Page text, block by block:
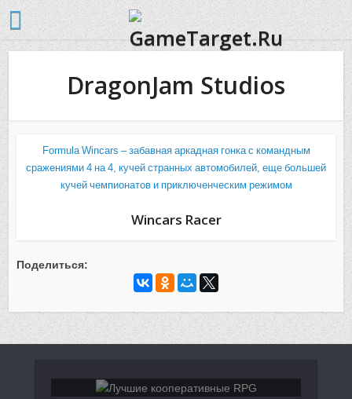
DragonJam Studios
Formula Wincars – забавная аркадная гонка с командным
сражениями 4 на 4, кучей странных автомобилей, еще большей
кучей чемпионатов и приключенческим режимом
Wincars Racer
Поделиться: